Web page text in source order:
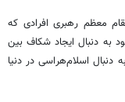
معظم رهبری افرادی که
به دنبال ایجاد شکاف بین
اسلام‌هراسی در دنیا